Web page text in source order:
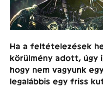
Ha a feltételezések
körülmény adott, úgy
hogy nem vagyunk
legalábbis egy friss